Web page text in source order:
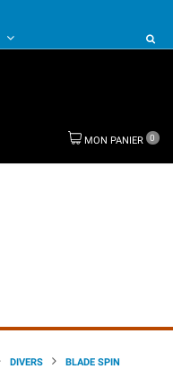
MON PANIER 0
DIVERS BLADE SPIN